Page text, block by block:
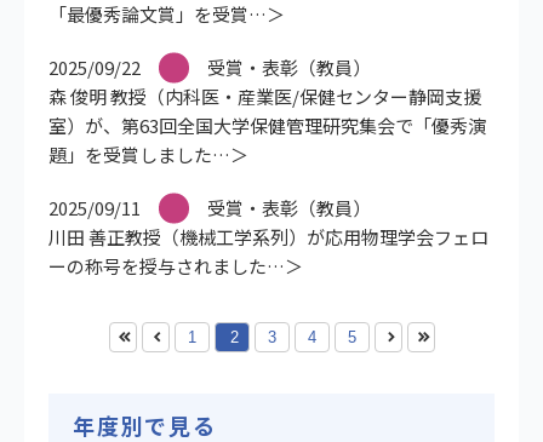
「最優秀論文賞」を受賞
2025/09/22
受賞・表彰（教員）
森 俊明 教授（内科医・産業医/保健センター静岡支援
室）が、第63回全国大学保健管理研究集会で「優秀演
題」を受賞しました
2025/09/11
受賞・表彰（教員）
川田 善正教授（機械工学系列）が応用物理学会フェロ
ーの称号を授与されました
1 2 3 4 5
年度別で見る